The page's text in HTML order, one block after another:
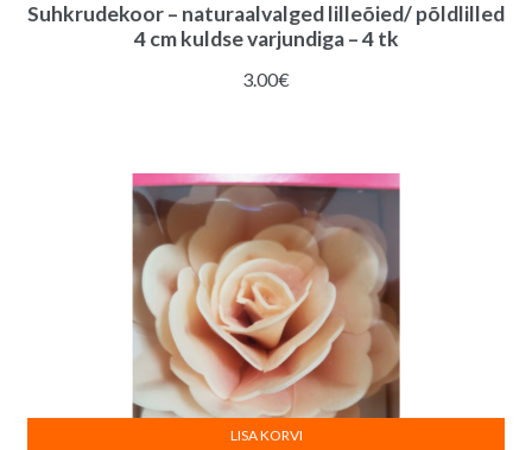
Suhkrudekoor – naturaalvalged lilleõied/ põldlilled
4 cm kuldse varjundiga – 4 tk
3.00€
LISA KORVI